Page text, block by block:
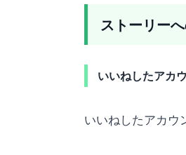
ストーリー
いいねしたアカ
いいねしたアカウ